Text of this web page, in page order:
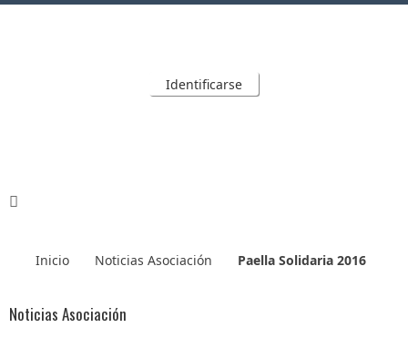
Identificarse
Inicio Noticias Asociación Paella Solidaria 2016
Noticias Asociación